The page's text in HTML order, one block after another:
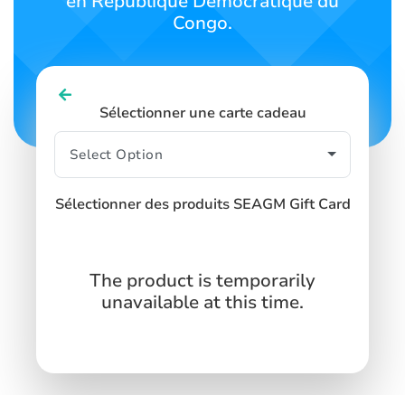
Congo.
Sélectionner une carte cadeau
Sélectionner des produits SEAGM Gift Card
The product is temporarily
unavailable at this time.